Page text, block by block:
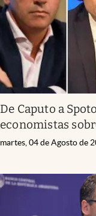
De Caputo a
economistas
martes, 04 de Agosto de